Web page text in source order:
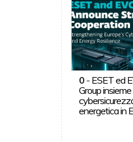
0- ESET ed
Group insieme
energetica in